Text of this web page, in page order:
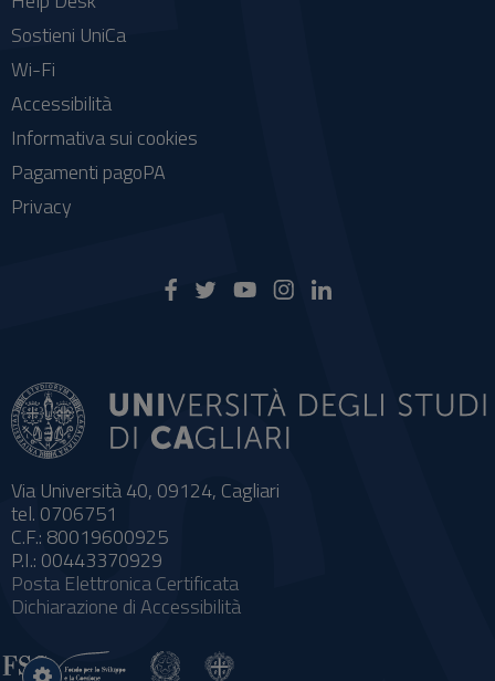
Via Università 40, 09124, Cagliari
tel. 0706751
C.F.: 80019600925
P.I.: 00443370929
Posta Elettronica Certificata
Dichiarazione di Accessibilità
Sostieni UniCa
Wi-Fi
Accessibilità
Informativa sui cookies
Pagamenti pagoPA
Privacy
Impostazioni